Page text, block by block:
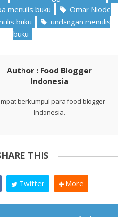
menulis buku
Omar Niode
buku
undangan menulis
buku
Author : Food Blogger
Indonesia
berkumpul para food blogger
Indonesia.
THIS
Twitter More